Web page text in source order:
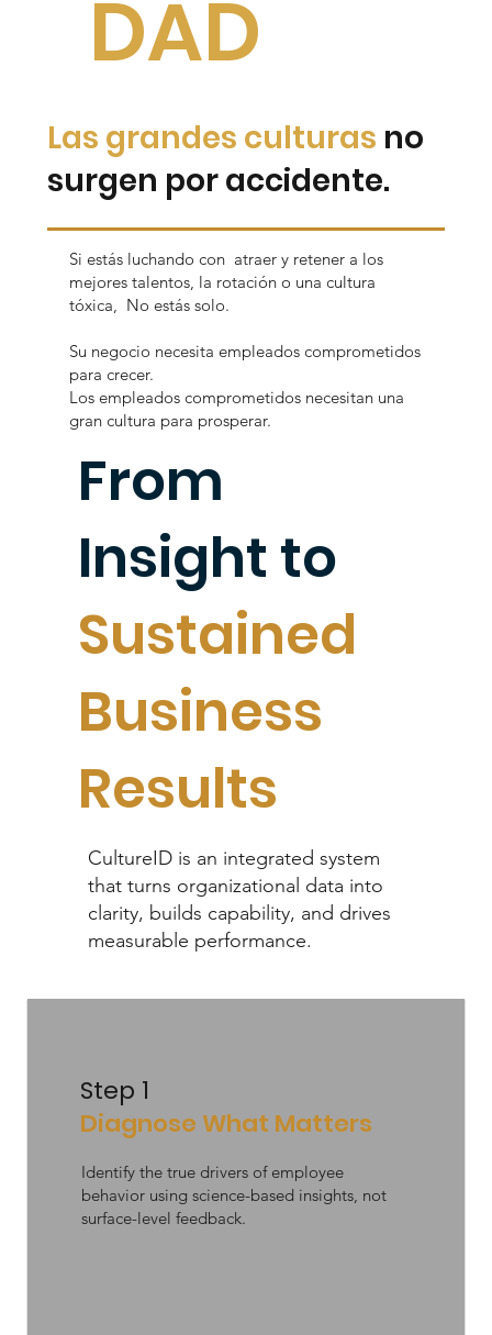
DAD
Las grandes culturas no
surgen por accidente.
Si estás luchando con atraer y retener a los
mejores talentos, la rotación o una cultura
tóxica, No estás solo.
Su negocio necesita empleados comprometidos
para crecer.
Los empleados comprometidos necesitan una
gran cultura para prosperar.
Empezar ahora
From
Insight to
Sustained
Business
Results
CultureID is an integrated system
that turns organizational data into
clarity, builds capability, and drives
measurable performance.
Step 1
Diagnose What Matters
Identify the true drivers of employee
behavior using science-based insights, not
surface-level feedback.